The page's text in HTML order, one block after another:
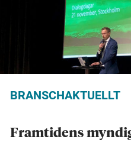
BRANSCHAKTUELLT
Framtidens